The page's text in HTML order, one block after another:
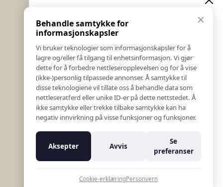
Informasjon
Salgs & Leveringsbetingelser
Registrer reklamasjon eller retur
Kontakt Oss
Bildebank
Følg Oss
Prislister
Etiske Retningslinjer
Åpenhetsloven
Varsling om kritikkverdige forhold
K18 Kurkalkulator
✕
Behandle samtykke for
informasjonskapsler
Vi bruker teknologier som informasjonskapsler for å
lagre og/eller få tilgang til enhetsinformasjon. Vi gjør
dette for å forbedre nettleseropplevelsen og for å vise
(ikke-)personlig tilpassede annonser. Å samtykke til
disse teknologiene vil tillate oss å behandle data som
nettleseratferd eller unike ID-er på dette nettstedet. Å
ikke samtykke eller trekke tilbake samtykke kan ha
negativ innvirkning på visse funksjoner og funksjoner.
Aksepter Avvis
Se
preferanser
Cookie-erklæringPersonvern
Eksklusive nyheter og
tilbud
Meld deg på vårt nyhetsbrev og hold deg oppdatert!
Her får du innblikk i nyheter, kampanjer og
konkurranser.
E-post